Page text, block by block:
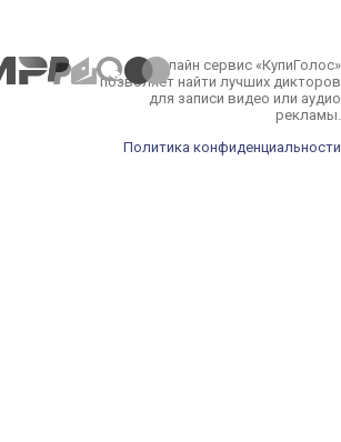
Онлайн сервис «КупиГолос»
позволяет найти лучших дикторов
для записи видео или аудио
рекламы.
Политика конфиденциальности